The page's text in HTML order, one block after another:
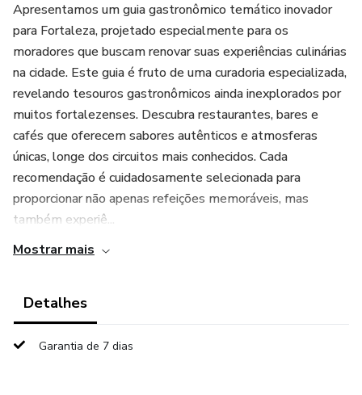
Apresentamos um guia gastronômico temático inovador
para Fortaleza, projetado especialmente para os
moradores que buscam renovar suas experiências culinárias
na cidade. Este guia é fruto de uma curadoria especializada,
revelando tesouros gastronômicos ainda inexplorados por
muitos fortalezenses. Descubra restaurantes, bares e
cafés que oferecem sabores autênticos e atmosferas
únicas, longe dos circuitos mais conhecidos. Cada
recomendação é cuidadosamente selecionada para
proporcionar não apenas refeições memoráveis, mas
também experiê...
Mostrar mais
Detalhes
Garantia de 7 dias